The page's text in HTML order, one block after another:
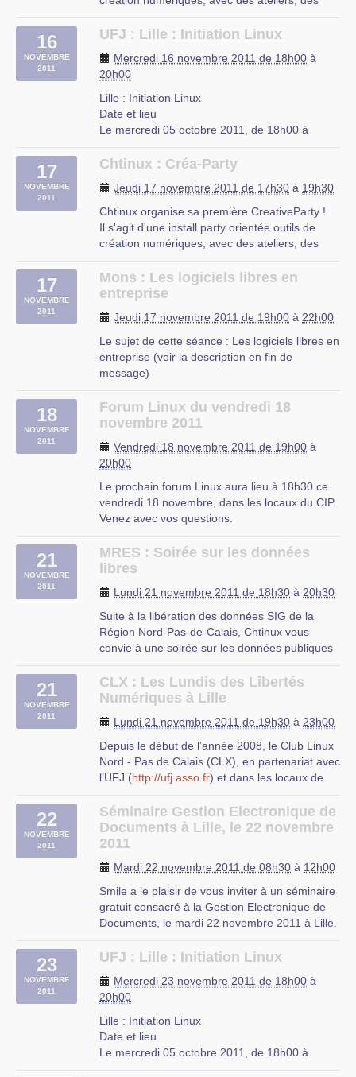
rue du Mal-Assis
Lille
échanges/dicussions.
par image, musique éléctronique, montage (…)
Solidarité (M.R.E.S)
23 rue Gosselet à Lille
16
NOVEMBRE
2011
UFJ : Lille : Initiation Linux
Mercredi 16 novembre 2011 de 18h00 à
20h00
Lille : Initiation Linux
Date et lieu
Le mercredi 05 octobre 2011, de 18h00 à
À Lille, Nord-Pas-de-Calais
L’UFJ organise des cours d’initiation à Linux
niveau débutant tous les mercredis de 18h à
20h à partir du 5 octobre 2011 jusqu’a fin juin
2012 dans les locaux de (…)
rue du Mal-Assis
Lille
17
NOVEMBRE
2011
Chtinux : Créa-Party
Jeudi 17 novembre 2011 de 17h30 à 19h30
Chtinux organise sa première CreativeParty !
Il s'agit d'une install party orientée outils de
création numériques, avec des ateliers, des
échanges/dicussions.
Au programme : réalisation de film en image
100 rue de Lille à Tourcoing
17
NOVEMBRE
2011
Mons : Les logiciels libres en
entreprise
Jeudi 17 novembre 2011 de 19h00 à 22h00
Le sujet de cette séance : Les logiciels libres en
entreprise (voir la description en fin de
message)
entreprises, étudiants
L’animateur conférencier : Michel Applaincourt
Lieu de cette séance : Catégorie technique
(ISIMs) de la Haute (…)
ISIMs
Avenue V. Maistriau, 8a, Salle Académique, 2e
bâtiment
18
NOVEMBRE
2011
Forum Linux du vendredi 18
novembre 2011
Vendredi 18 novembre 2011 de 19h00 à
20h00
Le prochain forum Linux aura lieu à 18h30 ce
vendredi 18 novembre, dans les locaux du CIP.
Venez avec vos questions.
21
NOVEMBRE
2011
MRES : Soirée sur les données
libres
Lundi 21 novembre 2011 de 18h30 à 20h30
Suite à la libération des données SIG de la
Région Nord-Pas-de-Calais, Chtinux vous
convie à une soirée sur les données publiques
novembre à 18H30 à la Maison Régionale de
l'Environnement et de la Solidarité (23 rue
Solidarité
23 rue Gosselet à Lille
21
NOVEMBRE
2011
CLX : Les Lundis des Libertés
Numériques à Lille
Lundi 21 novembre 2011 de 19h30 à 23h00
Depuis le début de l’année 2008, le Club Linux
Nord - Pas de Calais (CLX), en partenariat avec
l’UFJ (http://ufj.asso.fr) et dans les locaux de
panneaux UFJ ), organise tous les troisièmes
lundis du mois à 19h30 une soirée "libertés
numériques" pour échanger, s’informer et
libertés numériques. Nous avons donc appelé
ces sessions les Lundis des Libertés
Numériques (LLN).
UFJ
Lille
22
NOVEMBRE
2011
Séminaire Gestion Electronique de
Documents à Lille, le 22 novembre
2011
Mardi 22 novembre 2011 de 08h30 à 12h00
Smile a le plaisir de vous inviter à un séminaire
gratuit consacré à la Gestion Electronique de
Documents, le mardi 22 novembre 2011 à Lille.
performantes en matière de gestion de contenu
Electronique des (…)
23
NOVEMBRE
2011
UFJ : Lille : Initiation Linux
Mercredi 23 novembre 2011 de 18h00 à
20h00
Lille : Initiation Linux
Date et lieu
Le mercredi 05 octobre 2011, de 18h00 à